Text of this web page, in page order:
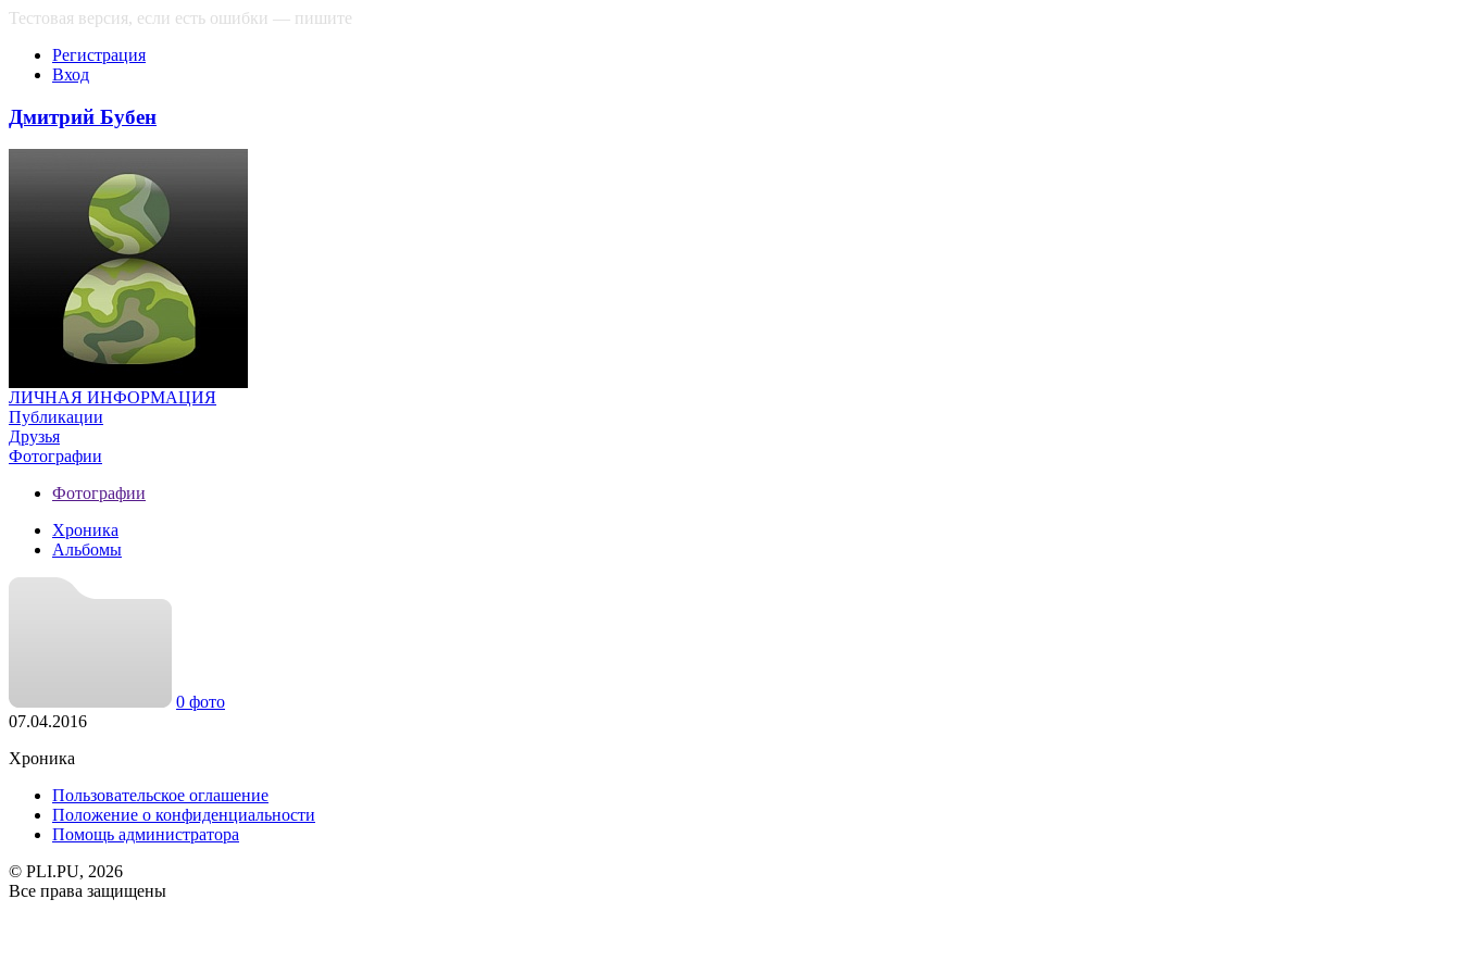
Тестовая версия, если есть ошибки — пишите
Регистрация
Вход
Дмитрий Бубен
ЛИЧНАЯ ИНФОРМАЦИЯ
Публикации
Друзья
Фотографии
Фотографии
Хроника
Альбомы
0 фото
07.04.2016
Хроника
Пользовательское оглашение
Положение о конфиденциальности
Помощь администратора
© PLI.PU, 2026
Все права защищены